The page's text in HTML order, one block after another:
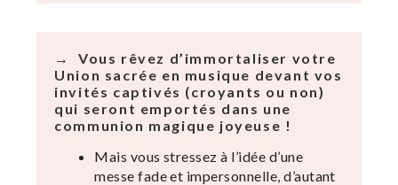
→ Vous rêvez d’immortaliser votre
Union sacrée en musique devant vos
invités captivés (croyants ou non)
qui seront emportés dans une
communion magique joyeuse !
Mais vous stressez à l’idée d’une
messe fade et impersonnelle, d’autant